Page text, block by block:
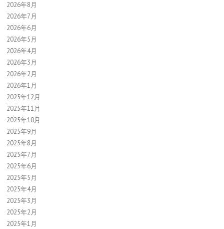
2026年8月
2026年7月
2026年6月
2026年5月
2026年4月
2026年3月
2026年2月
2026年1月
2025年12月
2025年11月
2025年10月
2025年9月
2025年8月
2025年7月
2025年6月
2025年5月
2025年4月
2025年3月
2025年2月
2025年1月